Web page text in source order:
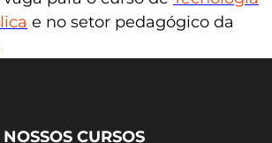
e no setor pedagógico da
NOSSOS CURSOS